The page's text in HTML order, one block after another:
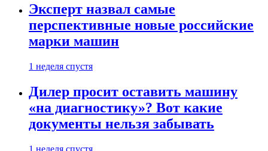
Эксперт назвал самые
перспективные новые российские
марки машин
1 неделя спустя
Дилер просит оставить машину
«на диагностику»? Вот какие
документы нельзя забывать
1 неделя спустя